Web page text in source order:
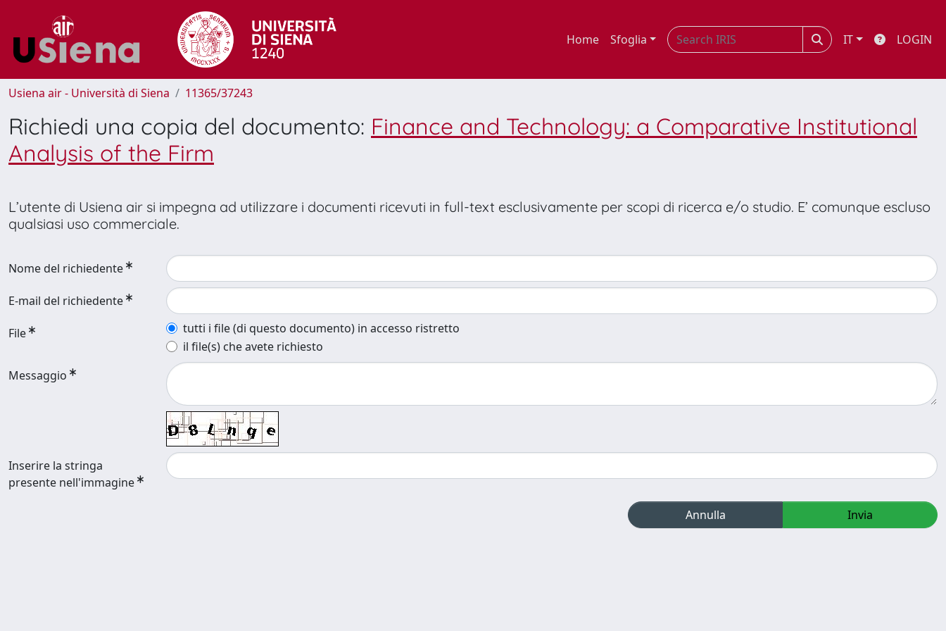
Home Sfoglia IT LOGIN
Usiena air - Università di Siena 11365/37243
Richiedi una copia del documento: Finance and Technology: a Comparative Institutional
Analysis of the Firm
L’utente di Usiena air si impegna ad utilizzare i documenti ricevuti in full-text esclusivamente per scopi di ricerca e/o studio. E’ comunque escluso
qualsiasi uso commerciale.
Nome del richiedente
E-mail del richiedente
File
tutti i file (di questo documento) in accesso ristretto
il file(s) che avete richiesto
Messaggio
Inserire la stringa
presente nell'immagine
Annulla Invia